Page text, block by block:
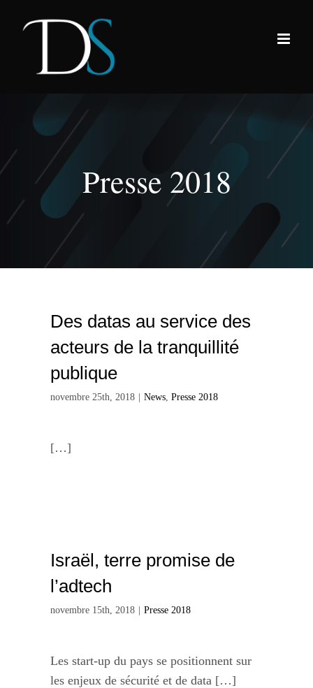
Presse 2018
Des datas au service des
acteurs de la tranquillité
publique
novembre 25th, 2018 | News, Presse 2018
[…]
Israël, terre promise de
l’adtech
novembre 15th, 2018 | Presse 2018
Les start-up du pays se positionnent sur
les enjeux de sécurité et de data […]